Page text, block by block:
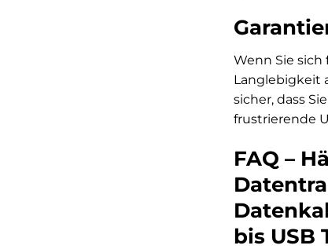
Wenn Sie sich
Langlebigkeit
sicher, dass
frustrierende
FAQ –
bis USB